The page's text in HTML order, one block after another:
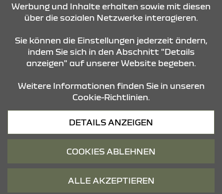
© 2026 Dacia
Werbung und Inhalte erhalten sowie mit diesen
über die sozialen Netzwerke interagieren.
Sie können die Einstellungen jederzeit ändern,
indem Sie sich in den Abschnitt "Details
anzeigen" auf unserer Website begeben.
Weitere Informationen finden Sie in unseren
Cookie-Richtlinien.
DETAILS ANZEIGEN
COOKIES ABLEHNEN
ALLE AKZEPTIEREN